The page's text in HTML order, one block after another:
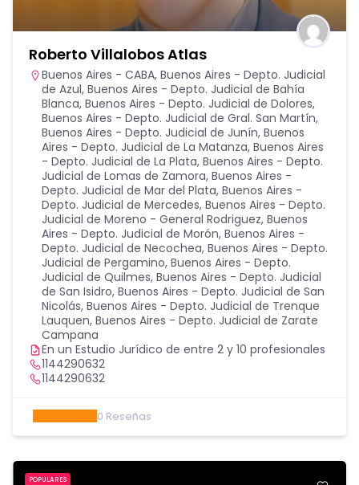
Roberto Villalobos Atlas
Buenos Aires - CABA, Buenos Aires - Depto. Judicial
de Azul, Buenos Aires - Depto. Judicial de Bahía
Blanca, Buenos Aires - Depto. Judicial de Dolores,
Buenos Aires - Depto. Judicial de Gral. San Martín,
Buenos Aires - Depto. Judicial de Junín, Buenos
Aires - Depto. Judicial de La Matanza, Buenos Aires
- Depto. Judicial de La Plata, Buenos Aires - Depto.
Judicial de Lomas de Zamora, Buenos Aires -
Depto. Judicial de Mar del Plata, Buenos Aires -
Depto. Judicial de Mercedes, Buenos Aires - Depto.
Judicial de Moreno - General Rodriguez, Buenos
Aires - Depto. Judicial de Morón, Buenos Aires -
Depto. Judicial de Necochea, Buenos Aires - Depto.
Judicial de Pergamino, Buenos Aires - Depto.
Judicial de Quilmes, Buenos Aires - Depto. Judicial
de San Isidro, Buenos Aires - Depto. Judicial de San
Nicolás, Buenos Aires - Depto. Judicial de Trenque
Lauquen, Buenos Aires - Depto. Judicial de Zarate
Campana
En un Estudio Jurídico de entre 2 y 10 profesionales
1144290632
1144290632
0 Reseñas
POPULARES